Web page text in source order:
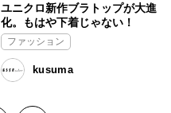
ユニクロ新作ブラトップが大進
化。もはや下着じゃない！
ファッション
kusuma